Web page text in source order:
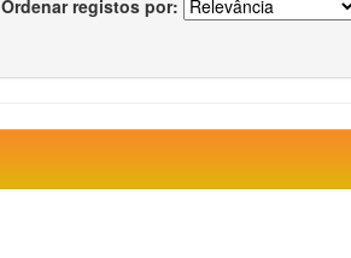
Ordenar registos por: